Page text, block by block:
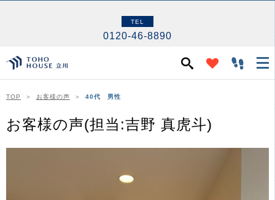
TEL
0120-46-8890
TOP お客様の声 40代 男性
お客様の声(担当:吉野 真虎斗)